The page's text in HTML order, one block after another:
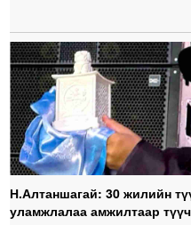
Н.Алтаншагай: 30 жилийн
уламжлалаа амжилтаар